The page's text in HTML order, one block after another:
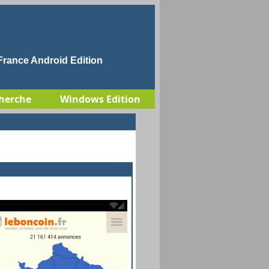
Android Edition
Windows Edition